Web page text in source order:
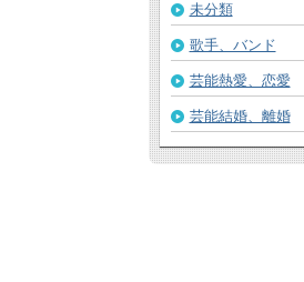
未分類
歌手、バンド
芸能熱愛、恋愛
芸能結婚、離婚